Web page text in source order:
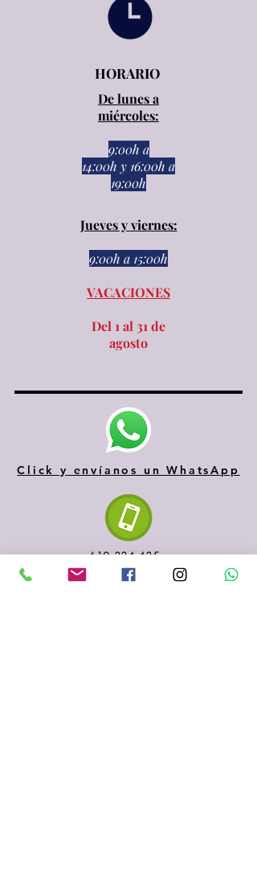
HORARIO
De lunes a
miércoles:
9:00h a
14:00h y 16:00h a
19:00h
Jueves y viernes:
9:00h a 15:00h​​
VACACIONES
Del 1 al 31 de
agosto
Click y envíanos un WhatsApp
610 334 435
935 153 687